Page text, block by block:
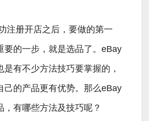
注册开店之后，要做的第一
要的一步，就是选品了。eBay
是有不少方法技巧要掌握的，
己的产品更有优势。那么eBay
，有哪些方法及技巧呢？